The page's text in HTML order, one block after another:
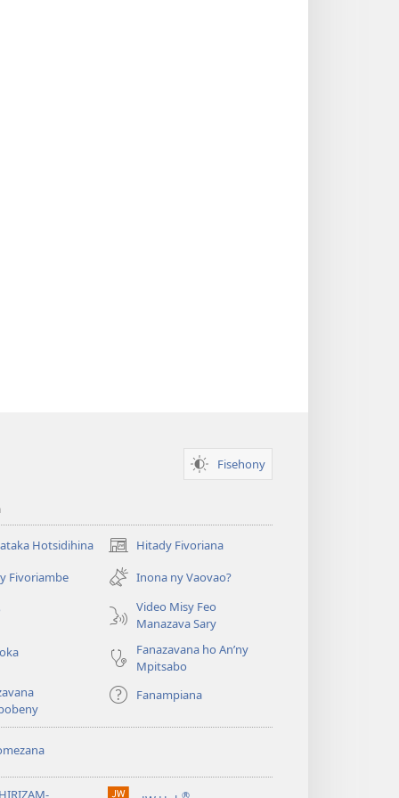
Fisehony
Hotsidihina Hitady Fivoriana
(manokatra
rohy)
Fivoriambe
Inona ny Vaovao?
Video Misy Feo
Manazava Sary
Fanazavana ho An’ny
Mpitsabo
Fanampiana
®